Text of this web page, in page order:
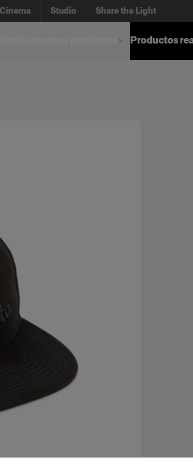
Cinema Studio Share the Light
Productos